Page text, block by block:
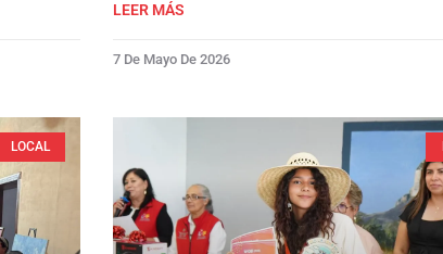
LEER MÁS
7 De Mayo De 2026
LOCAL